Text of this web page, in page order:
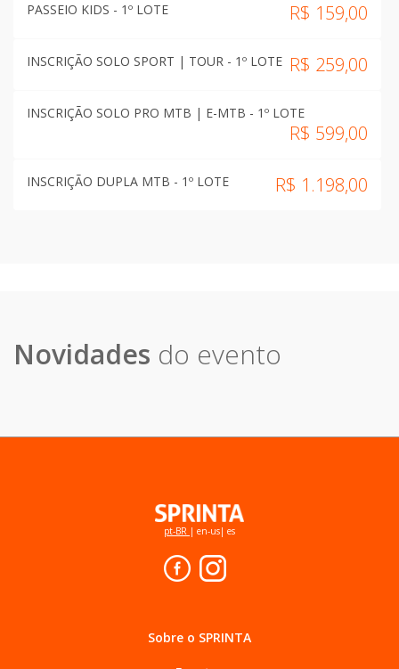
PASSEIO KIDS - 1º LOTE R$ 159,00
INSCRIÇÃO SOLO SPORT | TOUR - 1º LOTE R$ 259,00
INSCRIÇÃO SOLO PRO MTB | E-MTB - 1º LOTE
R$ 599,00
INSCRIÇÃO DUPLA MTB - 1º LOTE R$ 1.198,00
Novidades do evento
pt-BR | en-us| es
Sobre o SPRINTA